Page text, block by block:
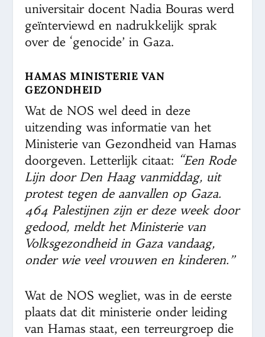
universitair docent Nadia Bouras werd
geïnterviewd en nadrukkelijk sprak
over de ‘genocide’ in Gaza.
HAMAS MINISTERIE VAN
GEZONDHEID
Wat de NOS wel deed in deze
uitzending was informatie van het
Ministerie van Gezondheid van Hamas
doorgeven. Letterlijk citaat: “Een Rode
Lijn door Den Haag vanmiddag, uit
protest tegen de aanvallen op Gaza.
464 Palestijnen zijn er deze week door
gedood, meldt het Ministerie van
Volksgezondheid in Gaza vandaag,
onder wie veel vrouwen en kinderen.”
Wat de NOS wegliet, was in de eerste
plaats dat dit ministerie onder leiding
van Hamas staat, een terreurgroep die